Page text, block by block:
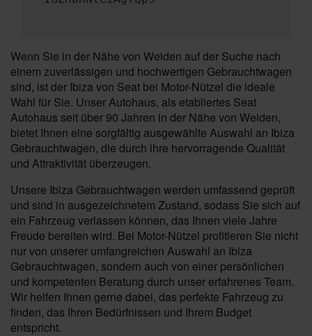
Wenn Sie in der Nähe von Weiden auf der Suche nach
einem zuverlässigen und hochwertigen Gebrauchtwagen
sind, ist der Ibiza von Seat bei Motor-Nützel die ideale
Wahl für Sie. Unser Autohaus, als etabliertes Seat
Autohaus seit über 90 Jahren in der Nähe von Weiden,
bietet Ihnen eine sorgfältig ausgewählte Auswahl an Ibiza
Gebrauchtwagen, die durch ihre hervorragende Qualität
und Attraktivität überzeugen.
Unsere Ibiza Gebrauchtwagen werden umfassend geprüft
und sind in ausgezeichnetem Zustand, sodass Sie sich auf
ein Fahrzeug verlassen können, das Ihnen viele Jahre
Freude bereiten wird. Bei Motor-Nützel profitieren Sie nicht
nur von unserer umfangreichen Auswahl an Ibiza
Gebrauchtwagen, sondern auch von einer persönlichen
und kompetenten Beratung durch unser erfahrenes Team.
Wir helfen Ihnen gerne dabei, das perfekte Fahrzeug zu
finden, das Ihren Bedürfnissen und Ihrem Budget
entspricht.